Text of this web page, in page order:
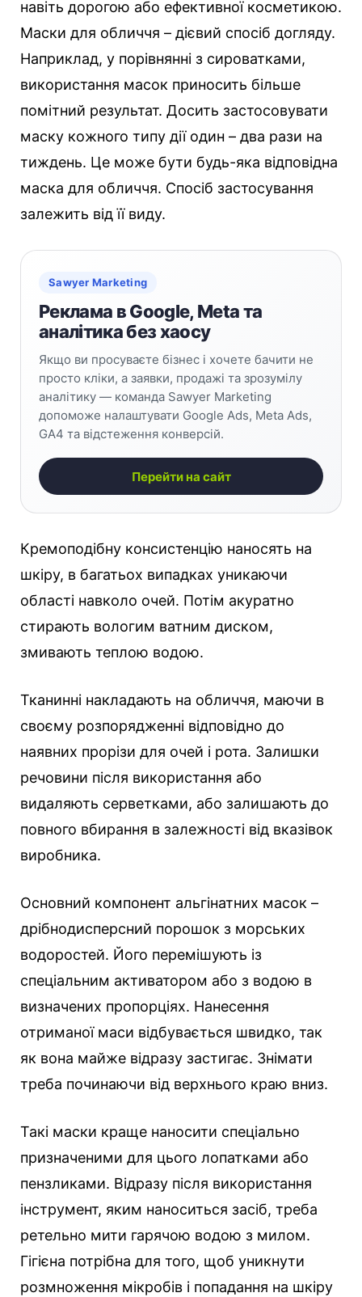
навіть дорогою або ефективної косметикою.
Маски для обличчя – дієвий спосіб догляду.
Наприклад, у порівнянні з сироватками,
використання масок приносить більше
помітний результат. Досить застосовувати
маску кожного типу дії один – два рази на
тиждень. Це може бути будь-яка відповідна
маска для обличчя. Спосіб застосування
залежить від її виду.
Sawyer Marketing
Реклама в Google, Meta та
аналітика без хаосу
Якщо ви просуваєте бізнес і хочете бачити не
просто кліки, а заявки, продажі та зрозумілу
аналітику — команда Sawyer Marketing
допоможе налаштувати Google Ads, Meta Ads,
GA4 та відстеження конверсій.
Перейти на сайт
Кремоподібну консистенцію наносять на
шкіру, в багатьох випадках уникаючи
області навколо очей. Потім акуратно
стирають вологим ватним диском,
змивають теплою водою.
Тканинні накладають на обличчя, маючи в
своєму розпорядженні відповідно до
наявних прорізи для очей і рота. Залишки
речовини після використання або
видаляють серветками, або залишають до
повного вбирання в залежності від вказівок
виробника.
Основний компонент альгінатних масок –
дрібнодисперсний порошок з морських
водоростей. Його перемішують із
спеціальним активатором або з водою в
визначених пропорціях. Нанесення
отриманої маси відбувається швидко, так
як вона майже відразу застигає. Знімати
треба починаючи від верхнього краю вниз.
Такі маски краще наносити спеціально
призначеними для цього лопатками або
пензликами. Відразу після використання
інструмент, яким наноситься засіб, треба
ретельно мити гарячою водою з милом.
Гігієна потрібна для того, щоб уникнути
розмноження мікробів і попадання на шкіру